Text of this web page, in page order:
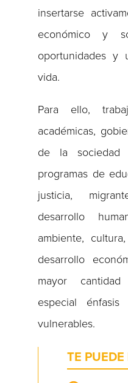
insertarse
económico y
oportunidades y
vida.
Para ello,
académicas,
de la
programas de
justicia,
desarrollo
ambiente,
desarrollo
mayor
especial
vulnerables.
TE PUEDE